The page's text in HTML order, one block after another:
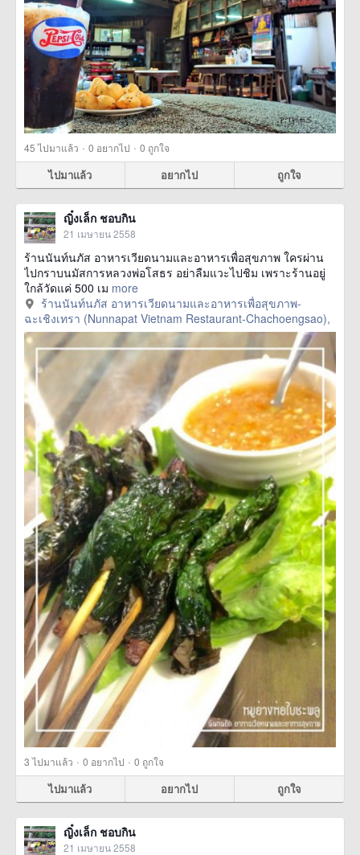
45ไปมาแล้ว · 0 อยากไป · 0 ถูกใจ
ไปมาแล้ว อยากไป ถูกใจ
ญิ๋งเล็ก ชอบกิน
21 เมษายน 2558
ร้านนันท์นภัส อาหารเวียดนามและอาหารเพื่อสุขภาพ ใครผ่าน
ไปกราบนมัสการหลวงพ่อโสธร อย่าลืมแวะไปชิม เพราะร้านอยู่
ใกล้วัดแค่ 500 เม more
ร้านนันท์นภัส อาหารเวียดนามและอาหารเพื่อสุขภาพ-
ฉะเชิงเทรา (Nunnapat Vietnam Restaurant-Chachoengsao),
ฉะเชิงเทรา
3ไปมาแล้ว · 0 อยากไป · 0 ถูกใจ
ไปมาแล้ว อยากไป ถูกใจ
ญิ๋งเล็ก ชอบกิน
21 เมษายน 2558